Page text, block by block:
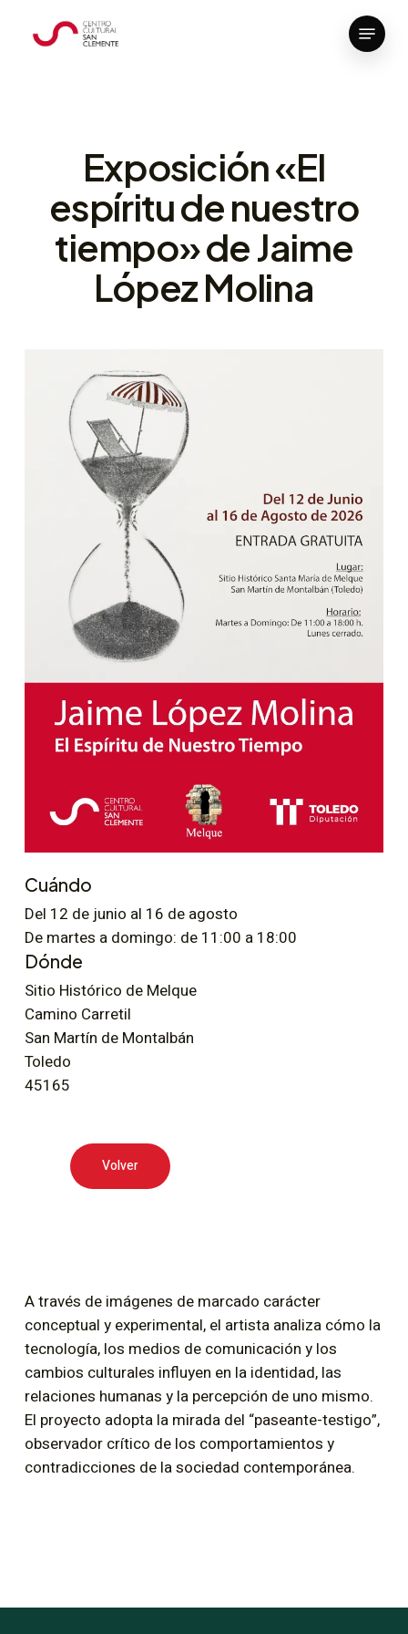
Menu
Exposición «El
espíritu de nuestro
tiempo» de Jaime
López Molina
Cuándo
Del 12 de junio al 16 de agosto
De martes a domingo: de 11:00 a 18:00
Dónde
Sitio Histórico de Melque
Camino Carretil
San Martín de Montalbán
Toledo
45165
Volver
A través de imágenes de marcado carácter
conceptual y experimental, el artista analiza cómo la
tecnología, los medios de comunicación y los
cambios culturales influyen en la identidad, las
relaciones humanas y la percepción de uno mismo.
El proyecto adopta la mirada del “paseante-testigo”,
observador crítico de los comportamientos y
contradicciones de la sociedad contemporánea.
Close